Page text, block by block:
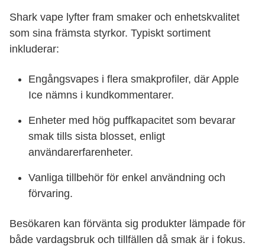
Shark vape lyfter fram smaker och enhetskvalitet
som sina främsta styrkor. Typiskt sortiment
inkluderar:
Engångsvapes i flera smakprofiler, där Apple
Ice nämns i kundkommentarer.
Enheter med hög puffkapacitet som bevarar
smak tills sista blosset, enligt
användarerfarenheter.
Vanliga tillbehör för enkel användning och
förvaring.
Besökaren kan förvänta sig produkter lämpade för
både vardagsbruk och tillfällen då smak är i fokus.